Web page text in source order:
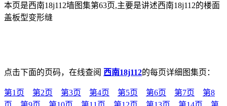
本页是西南18j112墙图集第63页,主要是讲述西南18j112的楼面
盖板型变形缝
点击下面的页码，在线查阅 西南18j112的每页详细图集页：
第1页 第2页 第3页 第4页 第5页 第6页 第7页
第8